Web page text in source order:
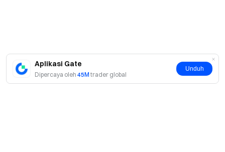
Aplikasi Gate
Dipercaya oleh 45M trader global
Unduh